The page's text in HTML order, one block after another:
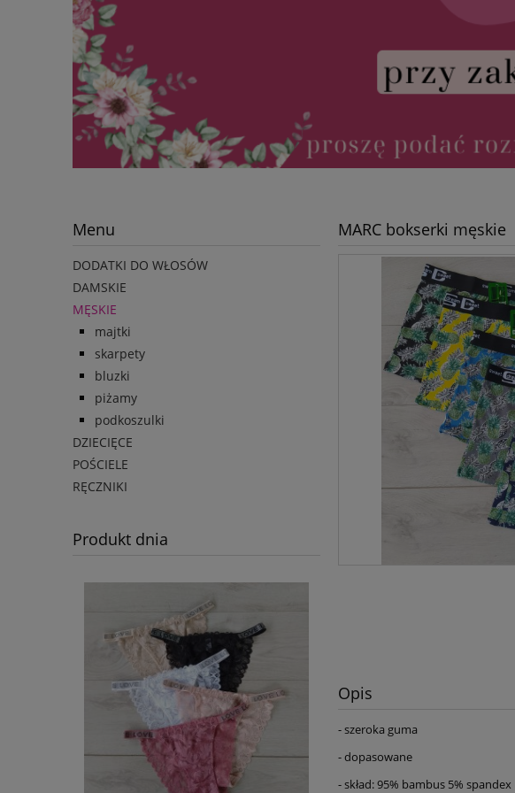
Menu
DODATKI DO WŁOSÓW
DAMSKIE
MĘSKIE
majtki
skarpety
bluzki
piżamy
podkoszulki
DZIECIĘCE
POŚCIELE
RĘCZNIKI
Produkt dnia
MARC bokserki męskie
Opis
- szeroka guma
- dopasowane
- skład: 95% bambus 5% spandex